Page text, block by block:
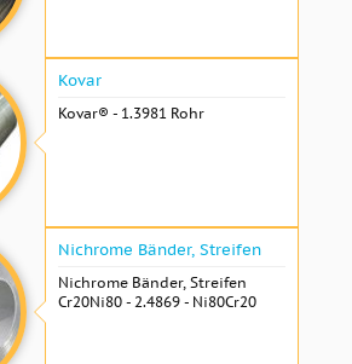
Kovar
Kovar® - 1.3981 Rohr
Nichrome Bänder, Streifen
Nichrome Bänder, Streifen
Cr20Ni80 - 2.4869 - Ni80Cr20